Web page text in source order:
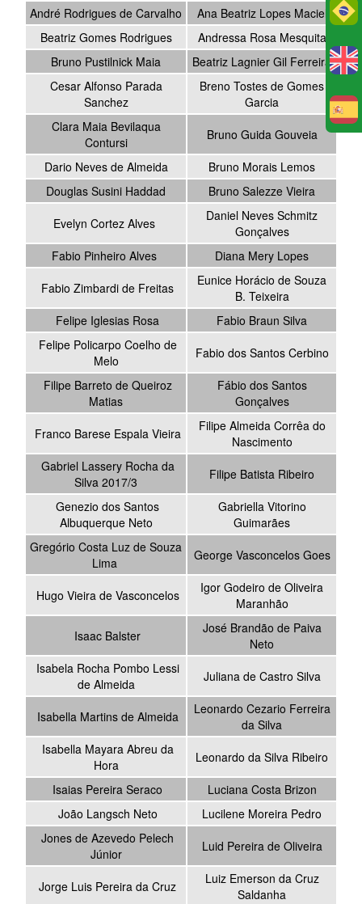
André Rodrigues de Carvalho
Ana Beatriz Lopes Maciel
Beatriz Gomes Rodrigues
Andressa Rosa Mesquita
Bruno Pustilnick Maia
Beatriz Lagnier Gil Ferreira
Cesar Alfonso Parada
Sanchez
Breno Tostes de Gomes
Garcia
Clara Maia Bevilaqua
Contursi
Bruno Guida Gouveia
Dario Neves de Almeida
Bruno Morais Lemos
Douglas Susini Haddad
Bruno Salezze Vieira
Evelyn Cortez Alves
Daniel Neves Schmitz
Gonçalves
Fabio Pinheiro Alves
Diana Mery Lopes
Fabio Zimbardi de Freitas
Eunice Horácio de Souza
B. Teixeira
Felipe Iglesias Rosa
Fabio Braun Silva
Felipe Policarpo Coelho de
Melo
Fabio dos Santos Cerbino
Filipe Barreto de Queiroz
Matias
Fábio dos Santos
Gonçalves
Franco Barese Espala Vieira
Filipe Almeida Corrêa do
Nascimento
Gabriel Lassery Rocha da
Silva 2017/3
Filipe Batista Ribeiro
Genezio dos Santos
Albuquerque Neto
Gabriella Vitorino
Guimarães
Gregório Costa Luz de Souza
Lima
George Vasconcelos Goes
Hugo Vieira de Vasconcelos
Igor Godeiro de Oliveira
Maranhão
Isaac Balster
José Brandão de Paiva
Neto
Isabela Rocha Pombo Lessi
de Almeida
Juliana de Castro Silva
Isabella Martins de Almeida
Leonardo Cezario Ferreira
da Silva
Isabella Mayara Abreu da
Hora
Leonardo da Silva Ribeiro
Isaias Pereira Seraco
Luciana Costa Brizon
João Langsch Neto
Lucilene Moreira Pedro
Jones de Azevedo Pelech
Júnior
Luid Pereira de Oliveira
Jorge Luis Pereira da Cruz
Luiz Emerson da Cruz
Saldanha